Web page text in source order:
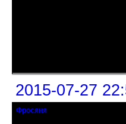
2015-07-27
Фросяня